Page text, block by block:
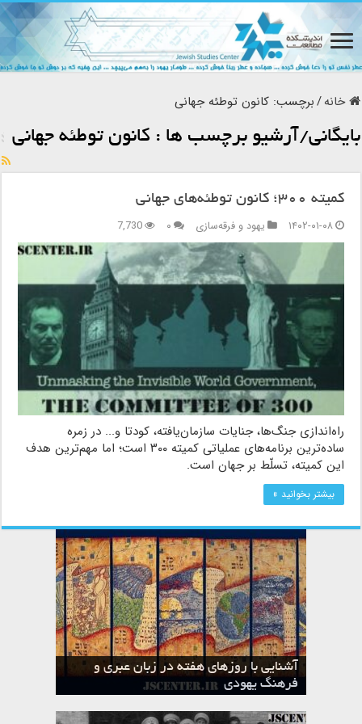
خانه/برچسب:کانون توطئه جهانی
بایگانی/آرشیو برچسب ها :کانون توطئه جهانی
کمیته ۳۰۰؛ کانون توطئه‌های جهانی
۱۴۰۲-۰۱-۰۸
یهود و فرقه‌سازی ۰ 7,730
راه‌اندازی جنگ‌ها، جنایات سازمان‌یافته، کودتا و... در زمره
ساده‌ترین برنامه‌های عملیاتی کمیته ۳۰۰ است؛ اما مهم‌ترین هدف
این کمیته، تسلّط بر جهان است.
بیشتر بخوانید »
آشنایی با روزهای هفته در زبان عبری و
فرهنگ یهودی
ماه نیسان در تقویم عبری و میراث یهود
تقویم عبری
ماه شواط در تقویم عبری و میراث یهود
ماه طوت در تقویم عبری و میراث یهود
ماه حشوان در تقویم عبری و میراث یهود
ماه تیشری در تقویم عبری و میراث یهود
ماه الول در تقویم عبری و میراث یهود